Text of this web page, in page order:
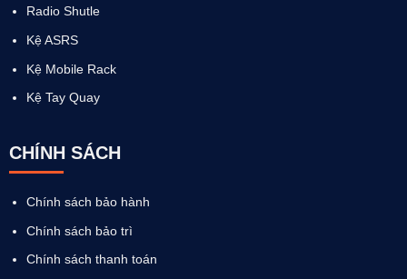
Radio Shutle
Kệ ASRS
Kệ Mobile Rack
Kệ Tay Quay
CHÍNH SÁCH
Chính sách bảo hành
Chính sách bảo trì
Chính sách thanh toán